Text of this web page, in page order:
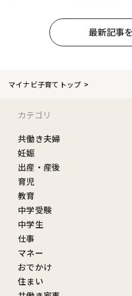
最新記事
マイナビ子育てトップ
カテゴリ
共働き夫婦
妊娠
出産・産後
育児
教育
中学受験
中学生
仕事
マネー
おでかけ
住まい